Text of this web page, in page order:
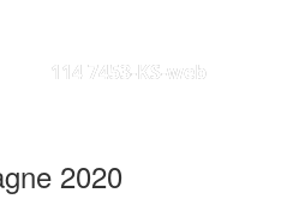
114 7453-KS-web
2020